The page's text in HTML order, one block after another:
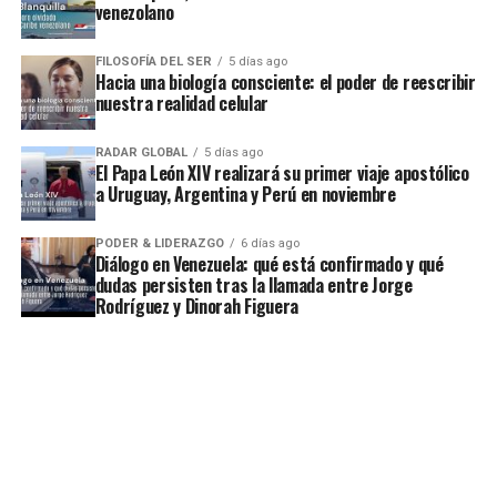
venezolano
FILOSOFÍA DEL SER 5 días ago
Hacia una biología consciente: el poder de reescribir
nuestra realidad celular
RADAR GLOBAL 5 días ago
El Papa León XIV realizará su primer viaje apostólico
a Uruguay, Argentina y Perú en noviembre
PODER & LIDERAZGO 6 días ago
Diálogo en Venezuela: qué está confirmado y qué
dudas persisten tras la llamada entre Jorge
Rodríguez y Dinorah Figuera